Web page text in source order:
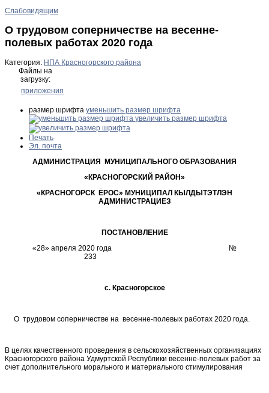
Слабовидящим
О трудовом соперничестве на весенне-
полевых работах 2020 года
Категория: НПА Красногорского района
Файлы на
загрузку:
приложения
размер шрифта уменьшить размер шрифта
увеличить размер шрифта
Печать
Эл. почта
АДМИНИСТРАЦИЯ МУНИЦИПАЛЬНОГО ОБРАЗОВАНИЯ
«КРАСНОГОРСКИЙ РАЙОН»
«КРАСНОГОРСК ЁРОС» МУНИЦИПАЛ КЫЛДЫТЭТЛЭН
АДМИНИСТРАЦИЕЗ
ПОСТАНОВЛЕНИЕ
«28» апреля 2020 года №
233
с. Красногорское
О трудовом соперничестве на весенне-полевых работах 2020 года.
В целях качественного проведения в сельскохозяйственных организациях
Красногорского района Удмуртской Республики весенне-полевых работ за
счет дополнительного морального и материального стимулирования